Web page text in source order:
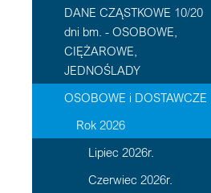
DANE CZĄSTKOWE 10/20
dni bm. - OSOBOWE,
CIĘŻAROWE,
JEDNOŚLADY
OSOBOWE i DOSTAWCZE
Rok 2026
Lipiec 2026r.
Czerwiec 2026r.